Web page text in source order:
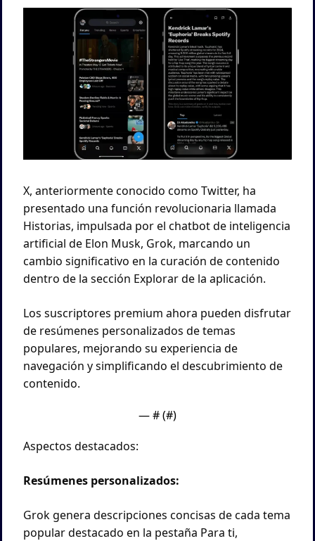
X, anteriormente conocido como Twitter, ha
presentado una función revolucionaria llamada
Historias, impulsada por el chatbot de inteligencia
artificial de Elon Musk, Grok, marcando un
cambio significativo en la curación de contenido
dentro de la sección Explorar de la aplicación.
Los suscriptores premium ahora pueden disfrutar
de resúmenes personalizados de temas
populares, mejorando su experiencia de
navegación y simplificando el descubrimiento de
contenido.
— # (#)
Aspectos destacados:
Resúmenes personalizados:
Grok genera descripciones concisas de cada tema
popular destacado en la pestaña Para ti,